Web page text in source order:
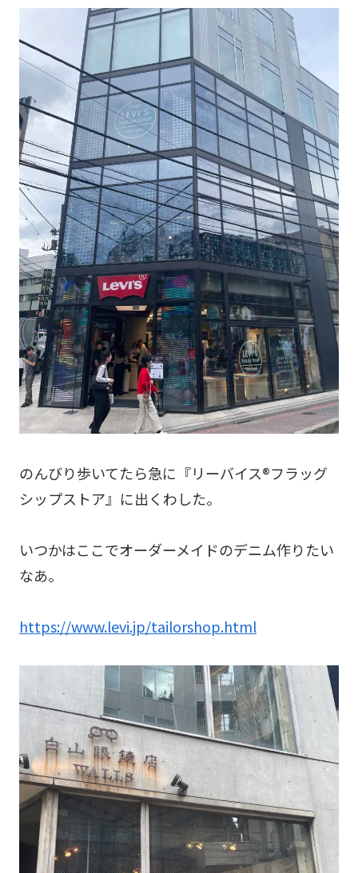
のんびり歩いてたら急に『リーバイス®️フラッグ
シップストア』に出くわした。
いつかはここでオーダーメイドのデニム作りたい
なあ。
https://www.levi.jp/tailorshop.html